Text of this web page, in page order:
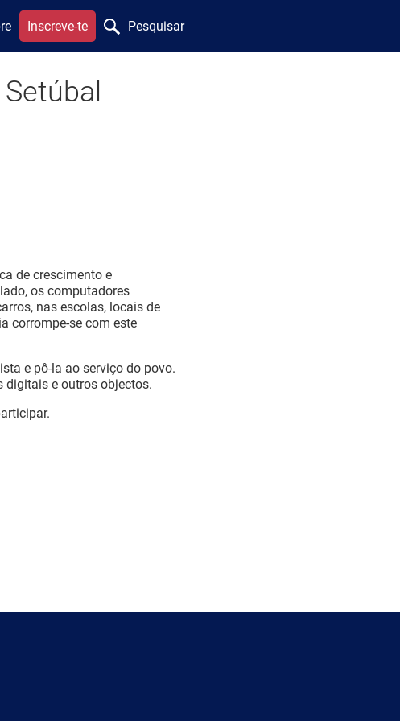
Inscreve-te Pesquisar
de crescimento e
os computadores
nas escolas, locais de
corrompe-se com este
e pô-la ao serviço do povo.
digitais e outros objectos.